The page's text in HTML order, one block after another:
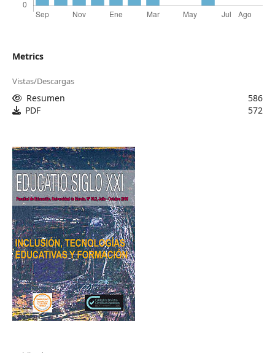
Metrics
Vistas/Descargas
Resumen
586
PDF
572